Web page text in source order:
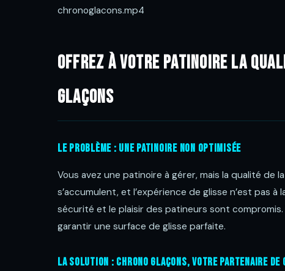
chronoglacons.mp4
Offrez à Votre Patinoire la
Glaçons
Le Problème : Une Patinoire Non Optimisée
Vous avez une patinoire à gérer, mais la qualité de
s’accumulent, et l’expérience de glisse n’est pas
sécurité et le plaisir des patineurs sont
garantir une surface de glisse parfaite.
La Solution : Chrono Glaçons, Votre Partenaire de